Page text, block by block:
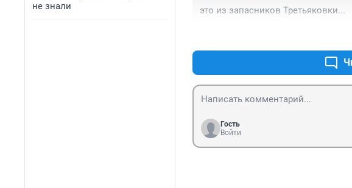
не знали
это из запасников Третьяковки...
Гость
Войти